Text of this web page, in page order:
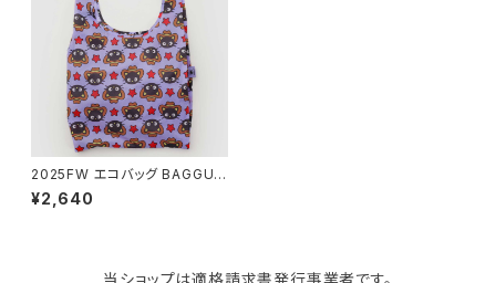
KIND BAG LONDON
tower
マザーズバッグ
パソコンケース
バッグアクセサリー
タオルハンガー
調理器具・調理小物
ディッシュラック
クッション・クッションカバー
玄関収納
2025FW エコバッグ BAGGU S
tandard Baggu x Sanrio Co
llection スタンダードバグゥ バ
¥2,640